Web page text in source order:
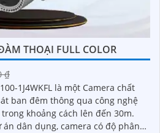
THOẠI FULL COLOR
₫
1J4WKFL là một Camera chất
ban đêm thông qua công nghệ
khoảng cách lên đến 30m.
dân dụng, camera có độ phân